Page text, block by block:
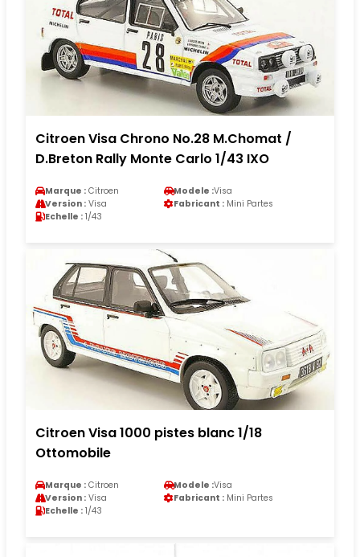
Citroen Visa Chrono No.28 M.Chomat /
D.Breton Rally Monte Carlo 1/43 IXO
Marque : Citroen Modele :Visa
Version : Visa Fabricant : Mini Partes
Echelle : 1/43
Citroen Visa 1000 pistes blanc 1/18
Ottomobile
Marque : Citroen Modele :Visa
Version : Visa Fabricant : Mini Partes
Echelle : 1/43